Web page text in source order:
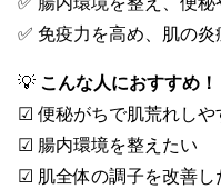
✅ 免疫力を高め、肌の炎
💡 こんな人におすすめ！
☑ 便秘がちで肌荒れしや
☑ 腸内環境を整えたい
☑ 肌全体の調子を改善し